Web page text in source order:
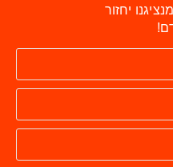
יחזור